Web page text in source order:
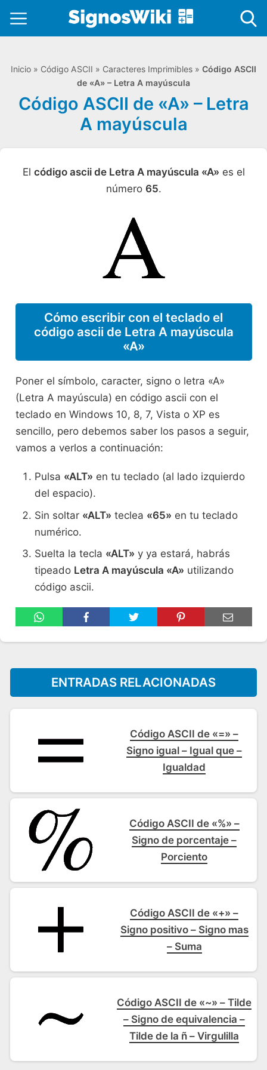
Inicio » Código ASCII » Caracteres Imprimibles » Código ASCII
de «A» – Letra A mayúscula
Código ASCII de «A» – Letra
A mayúscula
El código ascii de Letra A mayúscula «A» es el
número 65.
Cómo escribir con el teclado el
código ascii de Letra A mayúscula
«A»
Poner el símbolo, caracter, signo o letra «A»
(Letra A mayúscula) en código ascii con el
teclado en Windows 10, 8, 7, Vista o XP es
sencillo, pero debemos saber los pasos a seguir,
vamos a verlos a continuación:
Pulsa «ALT» en tu teclado (al lado izquierdo
del espacio).
Sin soltar «ALT» teclea «65» en tu teclado
numérico.
Suelta la tecla «ALT» y ya estará, habrás
tipeado Letra A mayúscula «A» utilizando
código ascii.
ENTRADAS RELACIONADAS
Código ASCII de «=» –
Signo igual – Igual que –
Igualdad
Código ASCII de «%» –
Signo de porcentaje –
Porciento
Código ASCII de «+» –
Signo positivo – Signo mas
– Suma
Código ASCII de «~» – Tilde
– Signo de equivalencia –
Tilde de la ñ – Virgulilla